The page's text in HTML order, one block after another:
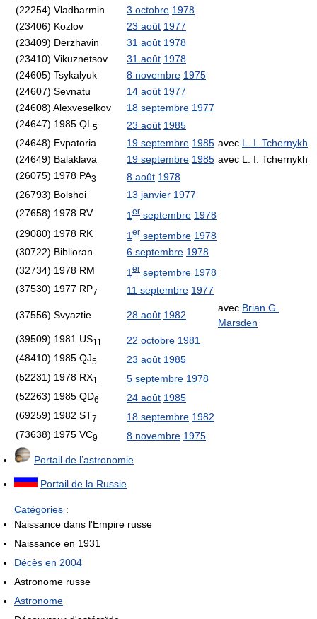
(22254) Vladbarmin 3 octobre 1978
(23406) Kozlov
23 août 1977
(23409) Derzhavin
31 août 1978
(23410) Vikuznetsov
31 août 1978
(24605) Tsykalyuk
8 novembre 1975
(24607) Sevnatu
14 août 1977
(24608) Alexveselkov
18 septembre 1977
(24647) 1985 QL 5 23 août 1985
(24648) Evpatoria
19 septembre 1985 avec L. I. Tchernykh
(24649) Balaklava
19 septembre 1985 avec L. I. Tchernykh
(26075) 1978 PA3 8 août 1978
(26793) Bolshoi
13 janvier 1977
(27658) 1978 RV
1 er septembre 1978
(29080) 1978 RK
1 er septembre 1978
(30722) Biblioran
6 septembre 1978
(32734) 1978 RM
1 er septembre 1978
(37530) 1977 RP7 11 septembre 1977
(37556) Svyaztie 28 août 1982
avec Brian G.
Marsden
(39509) 1981 US11 22 octobre 1981
(48410) 1985 QJ5 23 août 1985
(52231) 1978 RX1 5 septembre 1978
(52263) 1985 QD6 24 août 1985
(69259) 1982 ST7 18 septembre 1982
(73638) 1975 VC9 8 novembre 1975
Portail de l’astronomie
Portail de la Russie
Catégories :
Naissance dans l'Empire russe
Naissance en 1931
Décès en 2004
Astronome russe
Astronome